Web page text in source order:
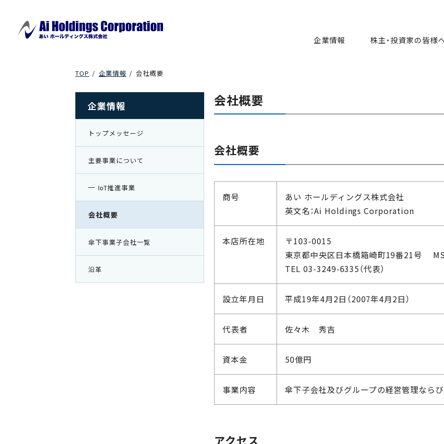
企業情報 株主・投資家の皆様
TOP 企業情報 会社概要
会社概要
会社概要
商号
あい ホールディングス株式会社
英文名：Ai Holdings Corporation
本店所在地
〒103-0015
東京都中央区日本橋箱崎町19番21号
TEL 03-3249-6335（代表）
設立年月日 平成19年4月2日（2007年4月2日）
代表者 佐々木 秀吉
資本金 50億円
事業内容 傘下子会社及びグループの経営管理なら
アクセス
企業情報
トップメッセージ
主要事業について
IoT推進事業
会社概要
傘下事業子会社一覧
沿革